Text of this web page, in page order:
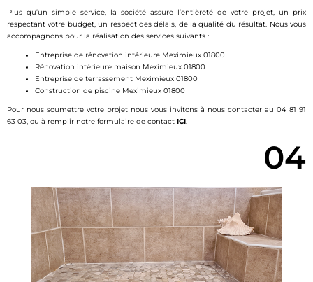
Plus qu’un simple service, la société assure l’entièreté de votre projet, un prix
respectant votre budget, un respect des délais, de la qualité du résultat. Nous vous
accompagnons pour la réalisation des services suivants :
Entreprise de rénovation intérieure Meximieux 01800
Rénovation intérieure maison Meximieux 01800
Entreprise de terrassement Meximieux 01800
Construction de piscine Meximieux 01800
Pour nous soumettre votre projet nous vous invitons à nous contacter au 04 81 91
63 03, ou à remplir notre formulaire de contact ICI.
04